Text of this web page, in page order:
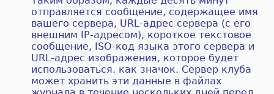
отправляется сообщение, содержащее имя
вашего сервера, URL-адрес сервера (с его
внешним IP-адресом), короткое текстовое
сообщение, ISO-код языка этого сервера и
URL-адрес изображения, которое будет
использоваться. как значок. Сервер клуба
может хранить эти данные в файлах